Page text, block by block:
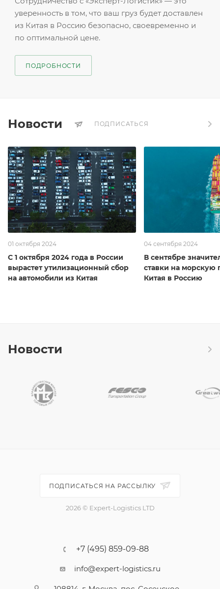
уверенность в том, что ваш груз будет доставлен
из Китая в Россию безопасно, своевременно и
по оптимальной цене.
ПОДРОБНОСТИ
Новости ПОДПИСАТЬСЯ
01 октября 2024
С 1 октября 2024 года в России
вырастет утилизационный сбор
на автомобили из Китая
04 сентября 2024
В сентябре
ставки на морскую
Китая в Россию
Новости
ПОДПИСАТЬСЯ НА РАССЫЛКУ
2026 © Expert-Logistics LTD
+7 (495) 859-09-88
info@expert-logistics.ru